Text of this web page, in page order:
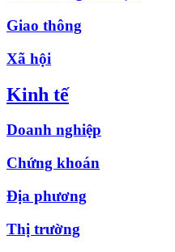
Giao thông
Xã hội
Kinh tế
Doanh nghiệp
Chứng khoán
Địa phương
Thị trường